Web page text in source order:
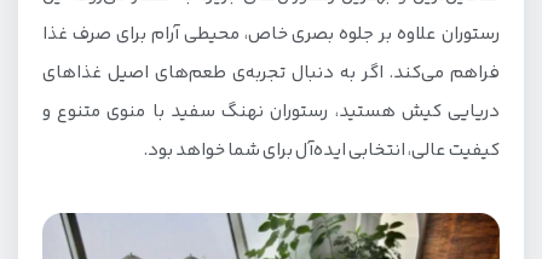
رستوران علاوه بر جلوه بصری خاص، محیطی آرام برای صرف غذا
فراهم می‌کند. اگر به دنبال تجربه‌ی طعم‌های اصیل غذاهای
دریایی کیش هستید، رستوران نهنگ سفید با منوی متنوع و
کیفیت عالی، انتخابی ایده‌آل برای شما خواهد بود.